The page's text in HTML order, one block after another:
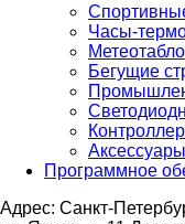
Часы-
Метеотабло
Бегущие
Программное
Адрес: Санкт-